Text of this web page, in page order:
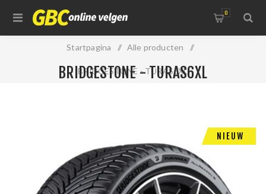
0
Startpagina / Alle producten /
BRIDGESTONE - TURAS6XL
NIEUW
BRIDGESTONE - TURAS6XL